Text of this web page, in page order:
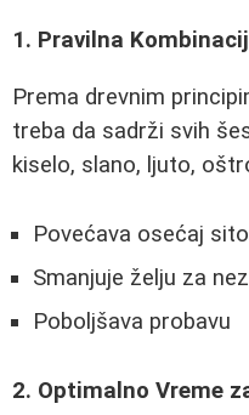
1. Pravilna
Prema drevnim
treba da sadrži svih
kiselo, slano, ljuto,
Povećava osećaj
Smanjuje želju za
Poboljšava probavu
2. Optimalno Vreme